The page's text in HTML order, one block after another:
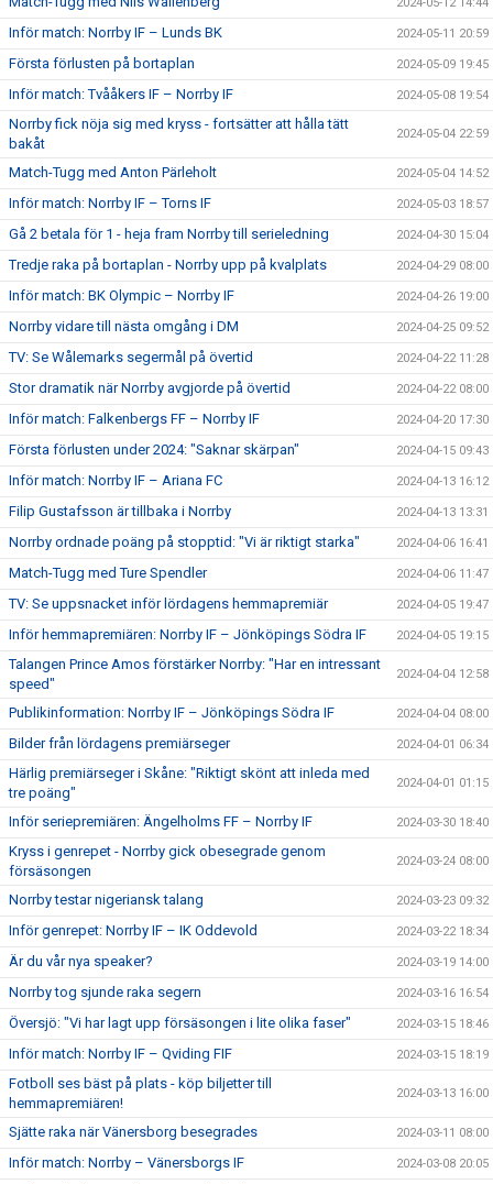
Inför match: Norrby IF – Lunds BK 2024-05-11 20:59
Första förlusten på bortaplan 2024-05-09 19:45
Inför match: Tvååkers IF – Norrby IF 2024-05-08 19:54
Norrby fick nöja sig med kryss - fortsätter att hålla tätt
bakåt
2024-05-04 22:59
Match-Tugg med Anton Pärleholt 2024-05-04 14:52
Inför match: Norrby IF – Torns IF 2024-05-03 18:57
Gå 2 betala för 1 - heja fram Norrby till serieledning 2024-04-30 15:04
Tredje raka på bortaplan - Norrby upp på kvalplats 2024-04-29 08:00
Inför match: BK Olympic – Norrby IF 2024-04-26 19:00
Norrby vidare till nästa omgång i DM 2024-04-25 09:52
TV: Se Wålemarks segermål på övertid 2024-04-22 11:28
Stor dramatik när Norrby avgjorde på övertid 2024-04-22 08:00
Inför match: Falkenbergs FF – Norrby IF 2024-04-20 17:30
Första förlusten under 2024: "Saknar skärpan" 2024-04-15 09:43
Inför match: Norrby IF – Ariana FC 2024-04-13 16:12
Filip Gustafsson är tillbaka i Norrby 2024-04-13 13:31
Norrby ordnade poäng på stopptid: "Vi är riktigt starka" 2024-04-06 16:41
Match-Tugg med Ture Spendler 2024-04-06 11:47
TV: Se uppsnacket inför lördagens hemmapremiär 2024-04-05 19:47
Inför hemmapremiären: Norrby IF – Jönköpings Södra IF 2024-04-05 19:15
Talangen Prince Amos förstärker Norrby: "Har en intressant
speed"
2024-04-04 12:58
Publikinformation: Norrby IF – Jönköpings Södra IF 2024-04-04 08:00
Bilder från lördagens premiärseger 2024-04-01 06:34
Härlig premiärseger i Skåne: "Riktigt skönt att inleda med
tre poäng"
2024-04-01 01:15
Inför seriepremiären: Ängelholms FF – Norrby IF 2024-03-30 18:40
Kryss i genrepet - Norrby gick obesegrade genom
försäsongen
2024-03-24 08:00
Norrby testar nigeriansk talang 2024-03-23 09:32
Inför genrepet: Norrby IF – IK Oddevold 2024-03-22 18:34
Är du vår nya speaker? 2024-03-19 14:00
Norrby tog sjunde raka segern 2024-03-16 16:54
Översjö: "Vi har lagt upp försäsongen i lite olika faser" 2024-03-15 18:46
Inför match: Norrby IF – Qviding FIF 2024-03-15 18:19
Fotboll ses bäst på plats - köp biljetter till
hemmapremiären!
2024-03-13 16:00
Sjätte raka när Vänersborg besegrades 2024-03-11 08:00
Inför match: Norrby – Vänersborgs IF 2024-03-08 20:05